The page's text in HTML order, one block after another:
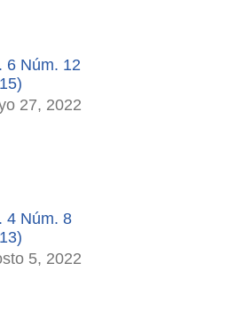
6 Núm. 12
27, 2022
4 Núm. 8
5, 2022